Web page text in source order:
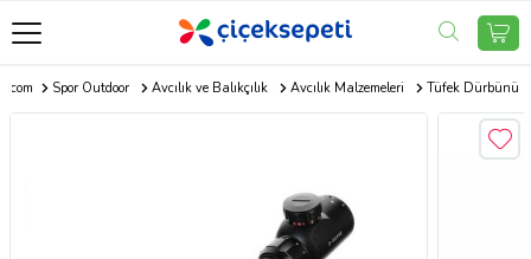
Spor Outdoor Avcılık ve Balıkçılık Avcılık Malzemeleri Tüfek Dürbünü